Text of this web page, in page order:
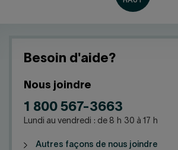
Besoin d'aide?
Nous joindre
1 800 567-3663
Lundi au vendredi : de 8 h 30 à 17 h
Autres façons de nous joindre